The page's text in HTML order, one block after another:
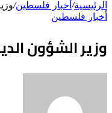
الرئيسية/ أخبار فلسطين/
أخبار فلسطين
وزير الشؤون